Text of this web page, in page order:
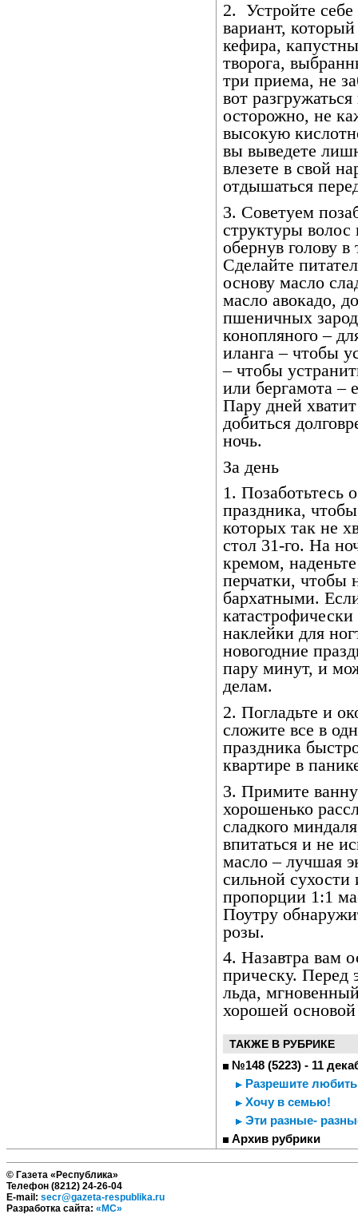
2. Устройте
вариант,
кефира,
творога,
три приема, не
вот
осторожно, не
высокую
вы выведете
влезете в свой
отдышаться
3. Советуем
структуры волос
обернув голову
Сделайте
основу масло
масло авокадо,
пшеничных
конопляного –
иланга – чтобы
– чтобы
или бергамота –
Пару дней
добиться
ночь.
За день
1. Позаботьтесь
праздника,
которых так не
стол 31-го. На
кремом,
перчатки, чтобы
бархатными.
наклейки для
новогодние
пару минут, и
делам.
2. Погладьте и
сложите все в
праздника
квартире в
3. Примите
хорошенько
сладкого
впитаться и не
масло – лучшая
сильной сухости
пропорции 1:1
Поутру
розы.
4. Назавтра вам
прическу. Перед
льда,
хорошей
ТАКЖЕ В РУБРИКЕ
№148 (5223) - 11
Разрешите
Хочу в семью!
Эти разные-
Архив рубрики
© Газета «Республика»
Телефон (8212) 24-26-04
E-mail: secr@gazeta-respublika.ru
Разработка сайта: «МС»